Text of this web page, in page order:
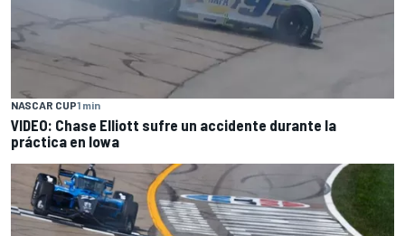
NASCAR CUP1 min
VIDEO: Chase Elliott sufre un accidente durante la
práctica en Iowa